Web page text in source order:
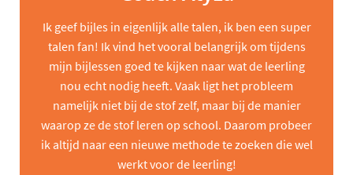
Ik geef bijles in eigenlijk alle talen, ik ben een super
talen fan! Ik vind het vooral belangrijk om tijdens
mijn bijlessen goed te kijken naar wat de leerling
nou echt nodig heeft. Vaak ligt het probleem
namelijk niet bij de stof zelf, maar bij de manier
waarop ze de stof leren op school. Daarom probeer
ik altijd naar een nieuwe methode te zoeken die wel
werkt voor de leerling!